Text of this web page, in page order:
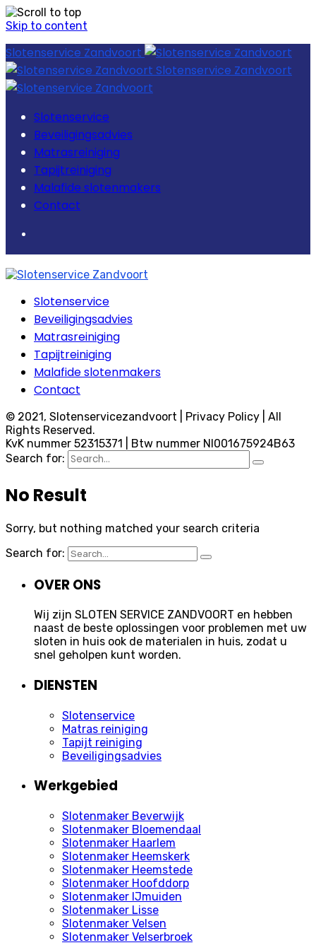
Skip to content
Slotenservice Zandvoort
Slotenservice Zandvoort
Slotenservice
Beveiligingsadvies
Matrasreiniging
Tapijtreiniging
Malafide slotenmakers
Contact
Slotenservice
Beveiligingsadvies
Matrasreiniging
Tapijtreiniging
Malafide slotenmakers
Contact
© 2021, Slotenservicezandvoort | Privacy Policy | All
Rights Reserved.
KvK nummer 52315371 | Btw nummer Nl001675924B63
Search for:
No Result
Sorry, but nothing matched your search criteria
Search for:
OVER ONS
Wij zijn SLOTEN SERVICE ZANDVOORT en hebben
naast de beste oplossingen voor problemen met uw
sloten in huis ook de materialen in huis, zodat u
snel geholpen kunt worden.
DIENSTEN
Slotenservice
Matras reiniging
Tapijt reiniging
Beveiligingsadvies
Werkgebied
Slotenmaker Beverwijk
Slotenmaker Bloemendaal
Slotenmaker Haarlem
Slotenmaker Heemskerk
Slotenmaker Heemstede
Slotenmaker Hoofddorp
Slotenmaker IJmuiden
Slotenmaker Lisse
Slotenmaker Velsen
Slotenmaker Velserbroek